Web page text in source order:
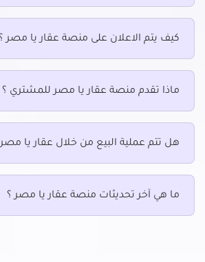
كيف يتم الاعلان على منصة عقار يا مصر
ماذا تقدم منصة عقار يا مصر للمشتري ؟
هل تتم عملية البيع من خلال عقار يا مصر
ما هي آخر تحديثات منصة عقار يا مصر ؟